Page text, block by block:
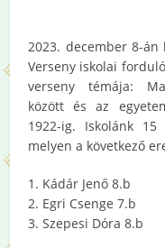
2023. december 8-
Verseny iskolai
verseny témája:
között és az
1922-ig. Iskolánk
melyen a következő
1. Kádár Jenő 8.b
2. Egri Csenge 7.b
3. Szepesi Dóra 8.b